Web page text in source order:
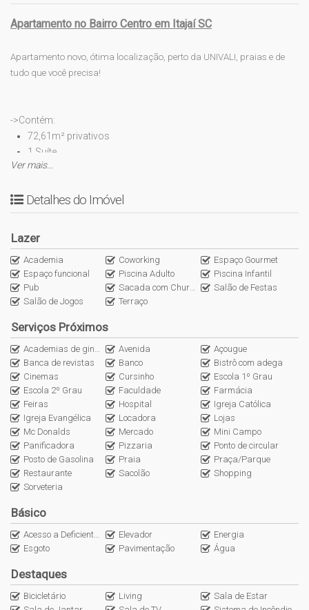
Apartamento no Bairro Centro em Itajaí SC
Apartamento novo, ótima localização, perto da UNIVALI, praias e de
tudo que você precisa!
->Contém:
72,61m² privativos
1 Suíte
1 Dormitório
Cozinha
Living
Sacada com churrasqueira
1 Vaga de garagem
Churrasqueira a carvão nas sacadas
Pisos em porcelanato nas áreas sociais
Preparação para climatização com área técnica para splits
Preparação para aquecimento a gás de água
Teto rebaixado em gesso em todos os ambientes
Medidores de luz, gás e água individuais
->Empreendimento:
Academia
Guarita
Bicicletário
Brinquedoteca
Piscina adulto
Piscina infantil
Playground
Salão de festas
Sala de jogos
Ver mais...
Detalhes do Imóvel
Lazer
Academia Coworking
Espaço Gourmet
Espaço funcional
Piscina Adulto
Piscina Infantil
Pub
Sacada com Churrasqueira
Salão de Festas
Salão de Jogos
Terraço
Serviços Próximos
Academias de ginástica Avenida
Açougue
Banca de revistas
Banco
Bistrô com adega
Cinemas
Cursinho
Escola 1º Grau
Escola 2º Grau
Faculdade
Farmácia
Feiras
Hospital
Igreja Católica
Igreja Evangélica
Locadora
Lojas
Mc Donalds
Mercado
Mini Campo
Panificadora
Pizzaria
Ponto de circular
Posto de Gasolina
Praia
Praça/Parque
Restaurante
Sacolão
Shopping
Sorveteria
Básico
Acesso a Deficientes Elevador
Energia
Esgoto
Pavimentação Água
Destaques
Bicicletário Living
Sala de Estar